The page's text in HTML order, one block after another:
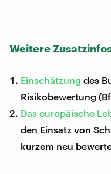
Weitere
Einschätzung des
Risikobewertung
Das europäische
den Einsatz von
kurzem neu